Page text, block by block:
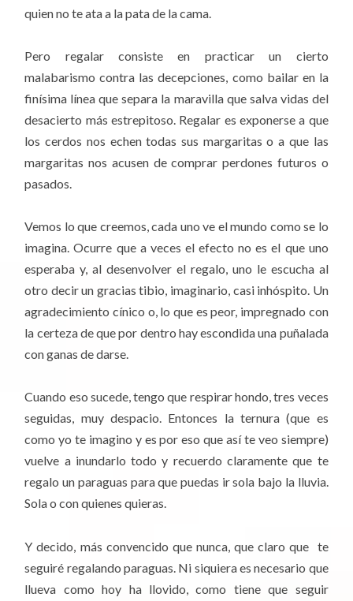
quien no te ata a la pata de la cama.
Pero regalar consiste en practicar un cierto
malabarismo contra las decepciones, como bailar en la
finísima línea que separa la maravilla que salva vidas del
desacierto más estrepitoso. Regalar es exponerse a que
los cerdos nos echen todas sus margaritas o a que las
margaritas nos acusen de comprar perdones futuros o
pasados.
Vemos lo que creemos, cada uno ve el mundo como se lo
imagina. Ocurre que a veces el efecto no es el que uno
esperaba y, al desenvolver el regalo, uno le escucha al
otro decir un gracias tibio, imaginario, casi inhóspito. Un
agradecimiento cínico o, lo que es peor, impregnado con
la certeza de que por dentro hay escondida una puñalada
con ganas de darse.
Cuando eso sucede, tengo que respirar hondo, tres veces
seguidas, muy despacio. Entonces la ternura (que es
como yo te imagino y es por eso que así te veo siempre)
vuelve a inundarlo todo y recuerdo claramente que te
regalo un paraguas para que puedas ir sola bajo la lluvia.
Sola o con quienes quieras.
Y decido, más convencido que nunca, que claro que te
seguiré regalando paraguas. Ni siquiera es necesario que
llueva como hoy ha llovido, como tiene que seguir